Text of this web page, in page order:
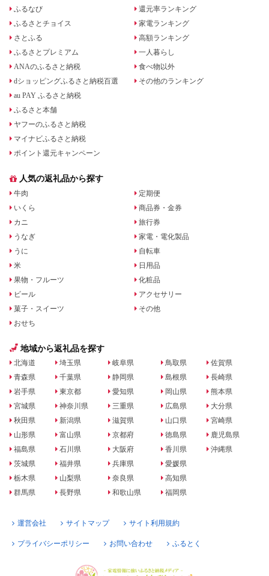
ふるなび
ふるさとチョイス
さとふる
ふるさとプレミアム
ANAのふるさと納税
dショッピングふるさと納税百選
au PAY ふるさと納税
ふるさと本舗
ヤフーのふるさと納税
マイナビふるさと納税
ポイント還元キャンペーン
還元率ランキング
家電ランキング
高額ランキング
一人暮らし
食べ物以外
その他のランキング
人気の返礼品から探す
牛肉
いくら
カニ
うなぎ
うに
米
果物・フルーツ
ビール
菓子・スイーツ
おせち
定期便
商品券・金券
旅行券
家電・電化製品
自転車
日用品
化粧品
アクセサリー
その他
地域から返礼品を探す
北海道
青森県
岩手県
宮城県
秋田県
山形県
福島県
茨城県
栃木県
群馬県
埼玉県
千葉県
東京都
神奈川県
新潟県
富山県
石川県
福井県
山梨県
長野県
岐阜県
静岡県
愛知県
三重県
滋賀県
京都府
大阪府
兵庫県
奈良県
和歌山県
鳥取県
島根県
岡山県
広島県
山口県
徳島県
香川県
愛媛県
高知県
福岡県
佐賀県
長崎県
熊本県
大分県
宮崎県
鹿児島県
沖縄県
運営会社 サイトマップ サイト利用規約
プライバシーポリシー お問い合わせ ふるとく